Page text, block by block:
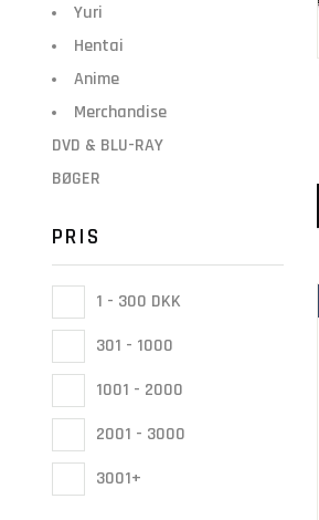
Yuri
Hentai
Anime
Merchandise
DVD & BLU-RAY
BØGER
PRIS
1 - 300 DKK
301 - 1000
1001 - 2000
2001 - 3000
3001+